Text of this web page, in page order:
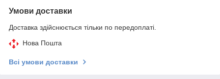
Умови доставки
Доставка здійснюється тільки по передоплаті.
Нова Пошта
Всі умови доставки